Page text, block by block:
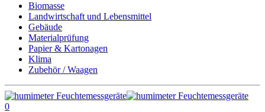
Biomasse
Landwirtschaft und Lebensmittel
Gebäude
Materialprüfung
Papier & Kartonagen
Klima
Zubehör / Waagen
0